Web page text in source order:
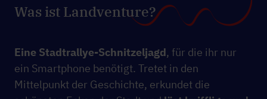
Was ist Landventure?
Eine Stadtrallye-Schnitzeljagd, für die ihr nur
ein Smartphone benötigt. Tretet in den
Mittelpunkt der Geschichte, erkundet die